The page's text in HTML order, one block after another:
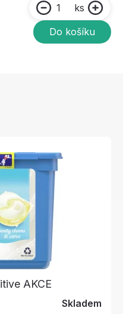
ks
Do košíku
AKCE
Skladem